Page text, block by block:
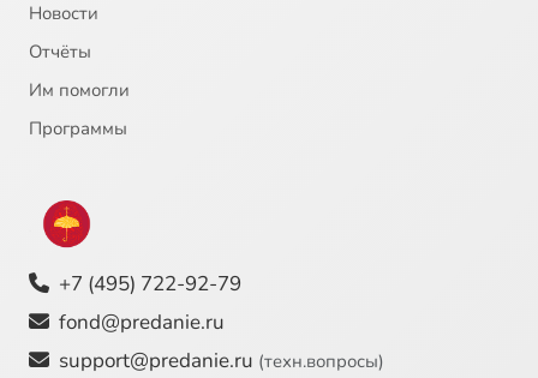
Новости
Отчёты
Им помогли
Программы
+7 (495) 722-92-79
fond@predanie.ru
support@predanie.ru (техн.вопросы)